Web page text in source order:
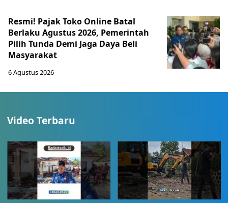
Resmi! Pajak Toko Online Batal
Berlaku Agustus 2026, Pemerintah
Pilih Tunda Demi Jaga Daya Beli
Masyarakat
6 Agustus 2026
Video Terbaru